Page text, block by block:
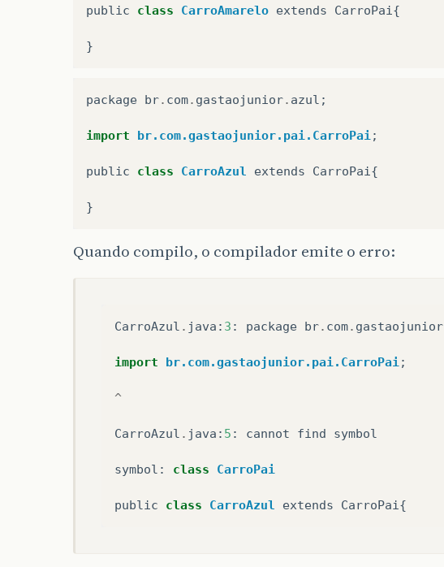
public class CarroAmarelo extends CarroPai {
}
package br. com. gastaojunior. azul ;
import br.com.gastaojunior.pai.CarroPai ;
public class CarroAzul extends CarroPai {
}
Quando compilo, o compilador emite o erro:
CarroAzul . java : 3 : package br. com. gastaojunior
import br.com.gastaojunior.pai.CarroPai ;
^
CarroAzul . java : 5 : cannot find symbol
symbol : class CarroPai
public class CarroAzul extends CarroPai {